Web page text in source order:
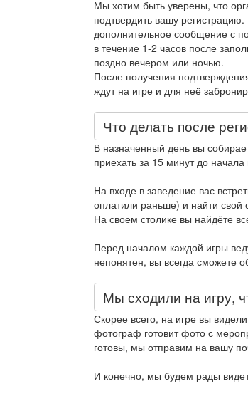
Мы хотим быть уверены, что
подтвердить вашу
дополнительное сообщение с
в течение 1-2 часов после
поздно вечером или ночью.
После получения
ждут на игре и для неё
Что делать после
В назначенный день вы
приехать за 15 минут до
На входе в заведение вас
оплатили раньше) и найти свой
На своем столике вы найдёте
Перед началом каждой игры
непонятен, вы всегда сможете
Мы сходили на игру,
Скорее всего, на игре вы
фотограф готовит фото с
готовы, мы отправим на вашу
И конечно, мы будем рады